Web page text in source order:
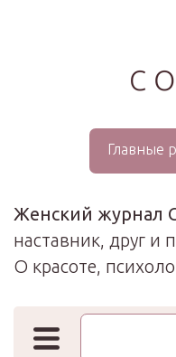
Главные
Женский журнал
наставник, друг и
О красоте,
Поиск по сайту